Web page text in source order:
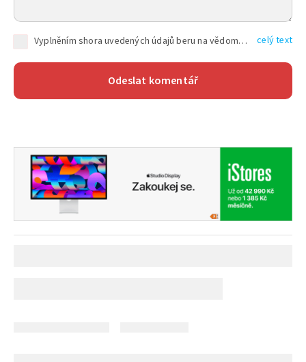
Vyplněním shora uvedených údajů beru na vědomí, že společnost TEXT FACTORY s.r.o., sídlem Brno, Durďákova 336/29, Černá Pole, PSČ: 613 00, IČ: 06157831, zapsané u Krajského soudu v Brně, oddíl C, vložka 100399, bude zpracovávat mé osobní údaje uvedené v rámci mnou vyplněného registračního formuláře na základě oprávněných zájmů TEXT FACTORY s.r.o. dle čl. 6 odst. 1 písm. f) GDPR a pro splnění právních povinností (čl. 6 odst. 1 písm. c) GDPR), a to pro tyto účely: nezbytnost zajistit oprávnění návštěvníka webových stránek provozovaných společností TEXT FACTORY s.r.o. přispívat aktivně ke zveřejněným článkům nebo v rámci diskusních fór a výkon práv TEXT FACTORY s.r.o. jako administrátora těchto diskusních fór. Více informací o zpracování osobních údajů a právech lze nalézt v celý text